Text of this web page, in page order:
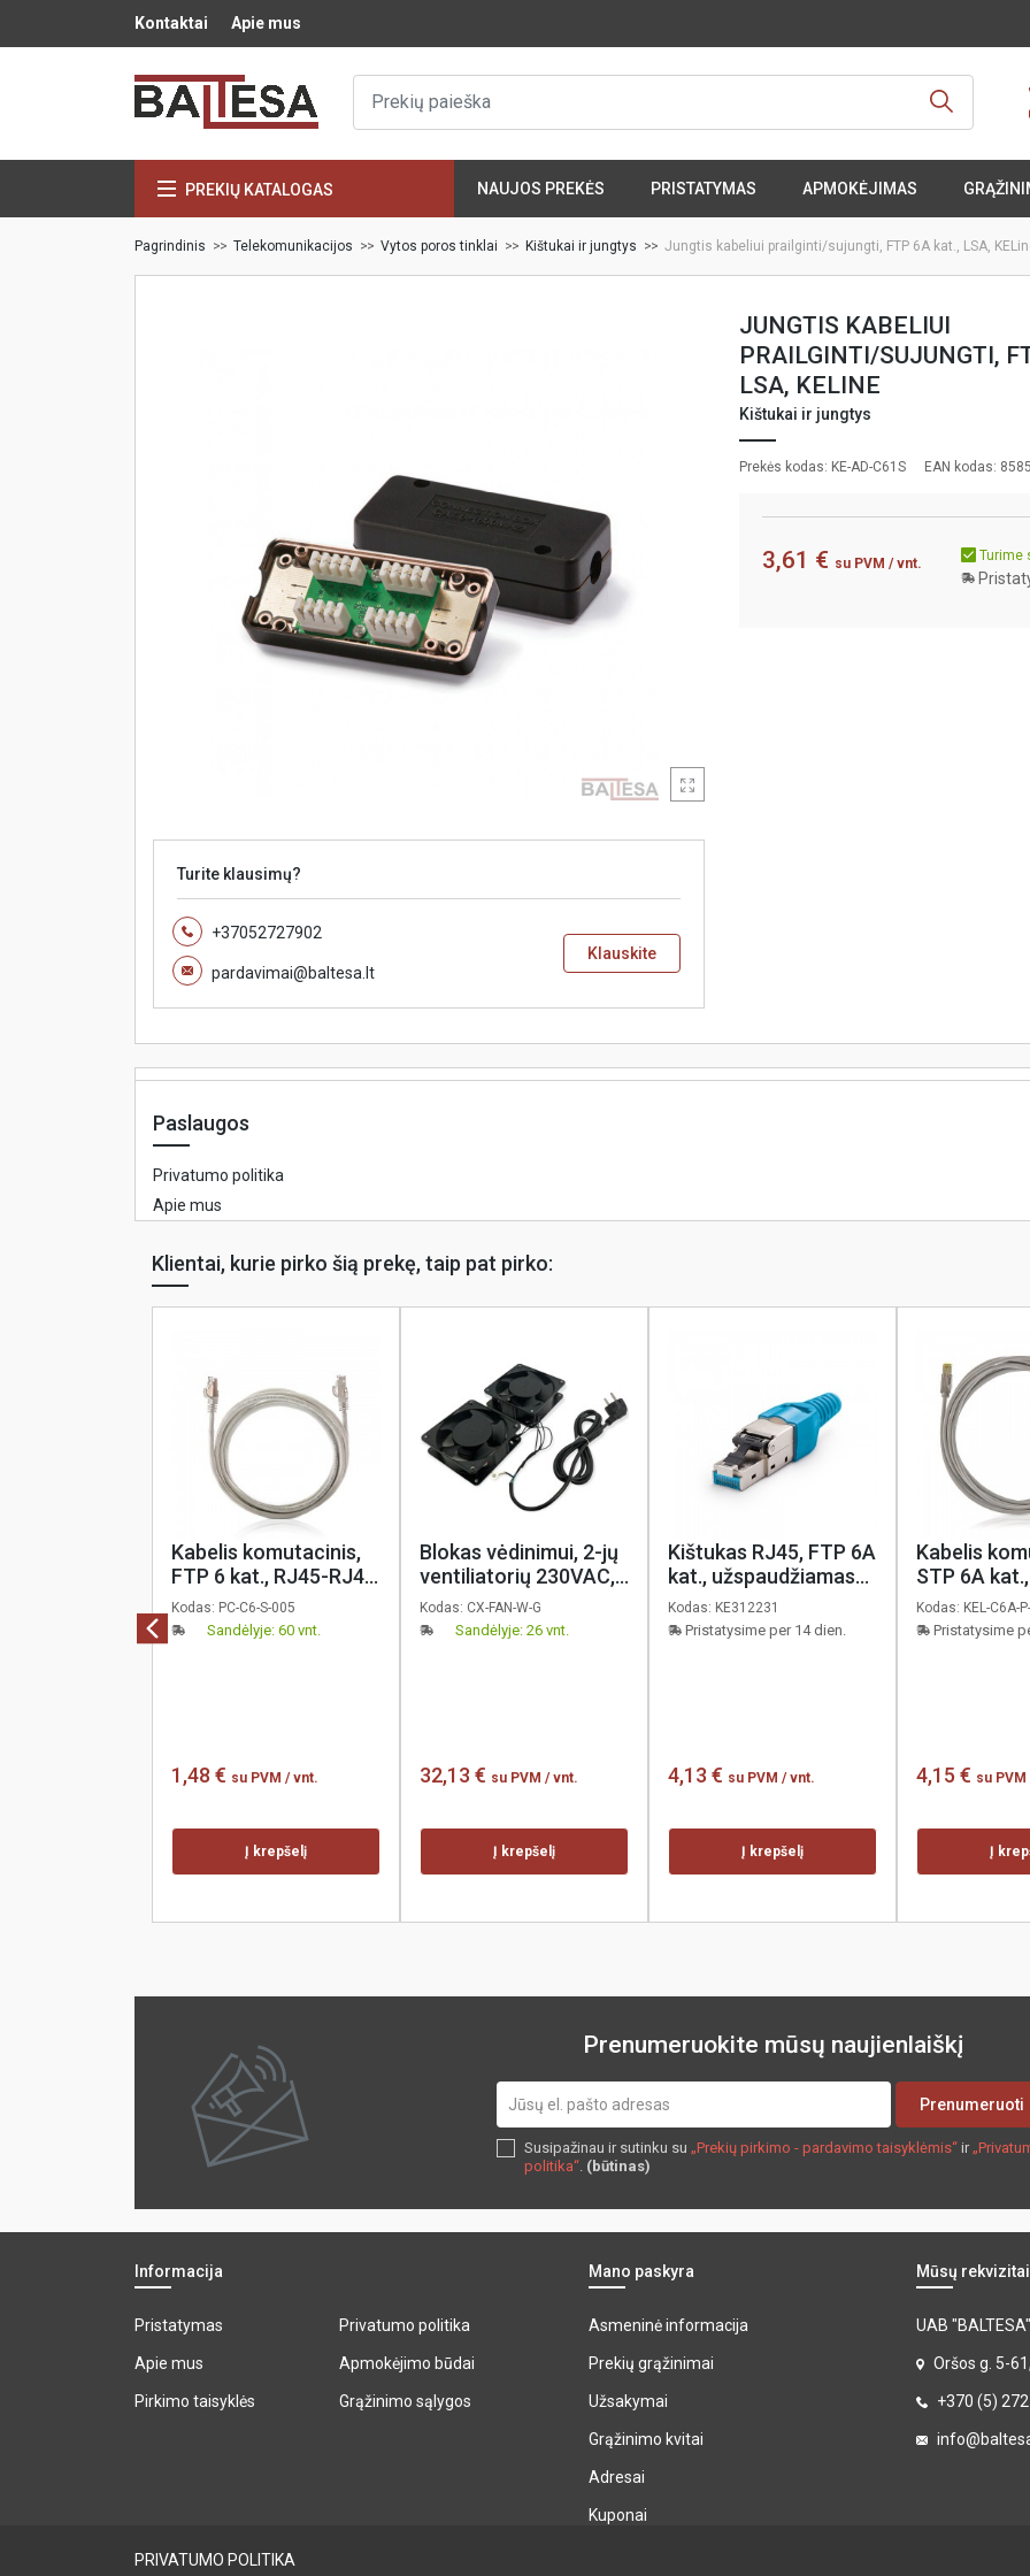
Kontaktai Apie mus
PREKIŲ KATALOGAS NAUJOS PREKĖS PRISTATYMAS APMOKĖJIMAS
Pagrindinis Telekomunikacijos Vytos poros tinklai Kištukai ir jungtys Jungtis kabeliui prailginti/sujungti, FTP 6A kat., LSA,
Turite klausimų?
+37052727902
pardavimai@baltesa.lt
Klauskite
JUNGTIS KABELIUI
PRAILGINTI/SUJUNGTI,
LSA, KELINE
Kištukai ir jungtys
Prekės kodas: KE-AD-C61S EAN kodas:
3,61 € su PVM / vnt. Turime
Paslaugos
Privatumo politika
Apie mus
Klientai, kurie pirko šią prekę, taip pat pirko:
Kabelis komutacinis,
FTP 6 kat., RJ45-RJ45,
0.5m, pilkas, KELine
Kodas: PC-C6-S-005
Sandėlyje: 60 vnt.
1,48 € su PVM / vnt.
Į krepšelį
Blokas vėdinimui, 2-jų
ventiliatorių 230VAC,
pakabinamos spintos
stogui, su laidu, pilkas,
Kodas: CX-FAN-W-G
Sandėlyje: 26 vnt.
32,13 € su PVM / vnt.
Į krepšelį
Kištukas RJ45, FTP 6A
kat., užspaudžiamas
be įrankio, FM45,
KELine
Kodas: KE312231
Pristatysime per 14 dien.
4,13 € su PVM / vnt.
Į krepšelį
Kabelis
STP 6A
RJ45, 1m,
KELine
Kodas: KEL-C6A-
Pristatysime
4,15 € su PVM
Į
Prenumeruokite mūsų naujienlaiškį
Prenumeruoti
Susipažinau ir sutinku su „Prekių pirkimo - pardavimo taisyklėmis“ ir
politika“. (būtinas)
Informacija
Pristatymas Privatumo politika
Apie mus Apmokėjimo būdai
Pirkimo taisyklės Grąžinimo sąlygos
Mano paskyra
Asmeninė informacija
Prekių grąžinimai
Užsakymai
Grąžinimo kvitai
Adresai
Kuponai
Mūsų rekvizitai
UAB "BALTESA"
Oršos g. 5-
+370 (5)
PRIVATUMO POLITIKA